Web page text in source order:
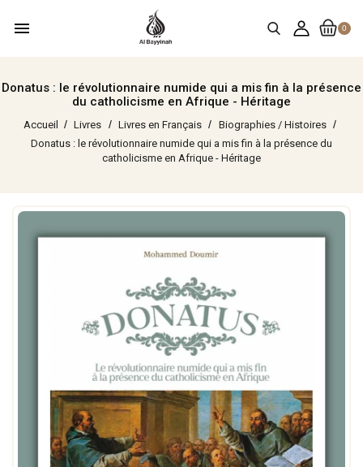
0
menu
Donatus : le révolutionnaire numide qui a mis fin à la présence
du catholicisme en Afrique - Héritage
Accueil Livres Livres en Français
Biographies / Histoires
Donatus : le révolutionnaire numide qui a mis fin à la présence du
catholicisme en Afrique - Héritage